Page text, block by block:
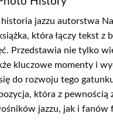
historia jazzu autorstwa
która łączy tekst z
Przedstawia nie tylko
kluczowe momenty i
do rozwoju tego
która z pewnością
jazzu, jak i fanów